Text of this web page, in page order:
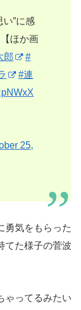
”に感
ほか画
郎
#
#連
25,
勇気をもらった
てた様子の菅波
ゃってるみたい